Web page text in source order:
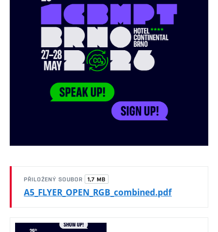
PŘILOŽENÝ SOUBOR 1,7 MB
A5_FLYER_OPEN_RGB_combined.pdf